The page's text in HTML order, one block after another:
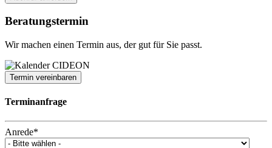
Beratungstermin
Wir machen einen Termin aus, der gut für Sie passt.
Termin vereinbaren
Terminanfrage
Anrede*